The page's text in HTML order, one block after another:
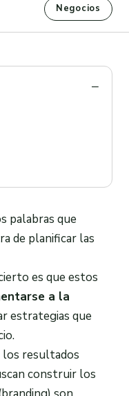
Negocios
palabras que
de planificar las
es que estos
a la
estrategias que
los resultados
construir los